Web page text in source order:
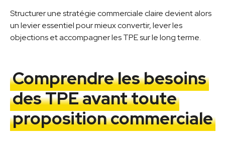
Structurer une stratégie commerciale claire devient alors
un levier essentiel pour mieux convertir, lever les
objections et accompagner les TPE sur le long terme.
Comprendre les besoins
des TPE avant toute
proposition commerciale